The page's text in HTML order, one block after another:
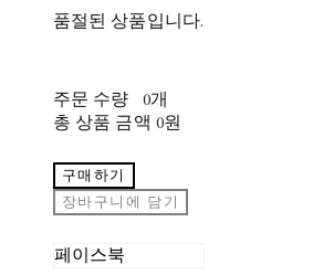
품절된 상품입니다.
주문 수량
0개
총 상품 금액 0원
구매하기
장바구니에 담기
페이스북